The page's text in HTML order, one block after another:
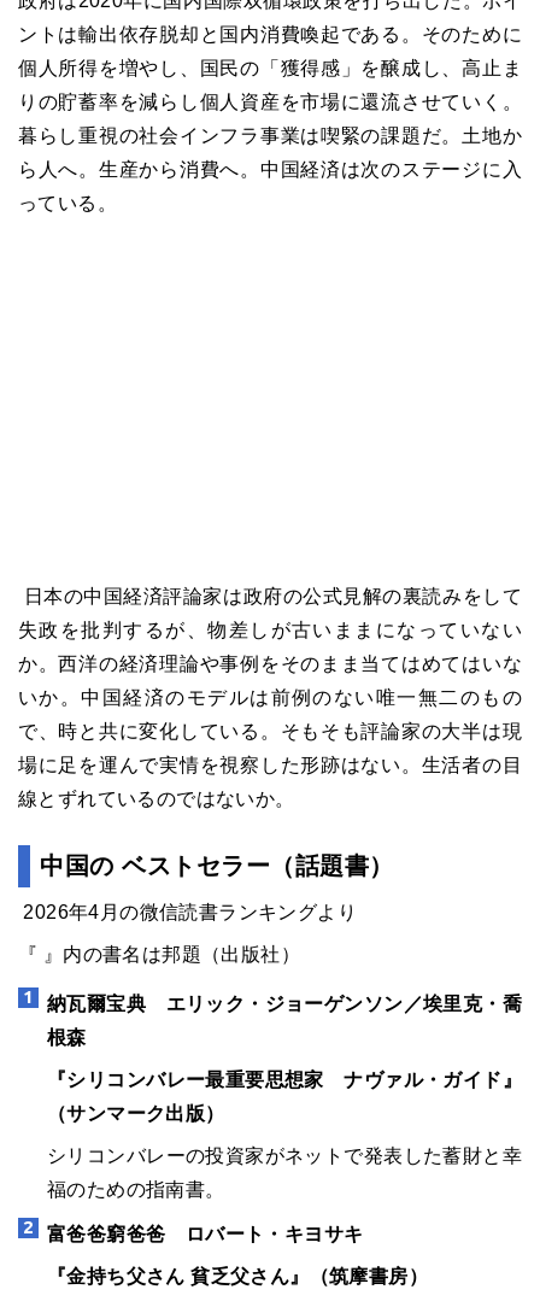
ントは輸出依存脱却と国内消費喚起である。そのために
個人所得を増やし、国民の「獲得感」を醸成し、高止ま
りの貯蓄率を減らし個人資産を市場に還流させていく。
暮らし重視の社会インフラ事業は喫緊の課題だ。土地か
ら人へ。生産から消費へ。中国経済は次のステージに入
っている。
日本の中国経済評論家は政府の公式見解の裏読みをして
失政を批判するが、物差しが古いままになっていない
か。西洋の経済理論や事例をそのまま当てはめてはいな
いか。中国経済のモデルは前例のない唯一無二のもの
で、時と共に変化している。そもそも評論家の大半は現
場に足を運んで実情を視察した形跡はない。生活者の目
線とずれているのではないか。
中国の ベストセラー（話題書）
2026年4月の微信読書ランキングより
『 』内の書名は邦題（出版社）
納瓦爾宝典 エリック・ジョーゲンソン／埃里克・喬
根森
『シリコンバレー最重要思想家 ナヴァル・ガイド』
（サンマーク出版）
シリコンバレーの投資家がネットで発表した蓄財と幸
福のための指南書。
富爸爸窮爸爸 ロバート・キヨサキ
『金持ち父さん 貧乏父さん』（筑摩書房）